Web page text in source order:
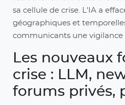
sa cellule de crise. L'IA a
géographiques et
communicants une vigilance
Les nouveaux
crise : LLM,
forums privés,